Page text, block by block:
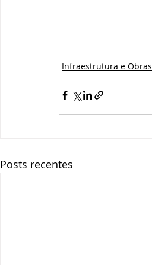
Infraestrutura e Obras
Posts recentes